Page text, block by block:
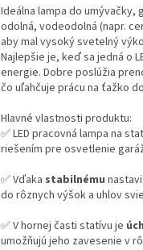
Ideálna lampa do umývačky,
odolná, vodeodolná (napr.
aby mal vysoký svetelný
Najlepšie je, keď sa jedná o
energie. Dobre poslúžia
čo uľahčuje prácu na ťažko
Hlavné vlastnosti produktu:
✅ LED pracovná lampa na
riešením pre osvetlenie
✅ Vďaka stabilnému
do rôznych výšok a uhlov
✅ V hornej časti statívu je
umožňujú jeho zavesenie v